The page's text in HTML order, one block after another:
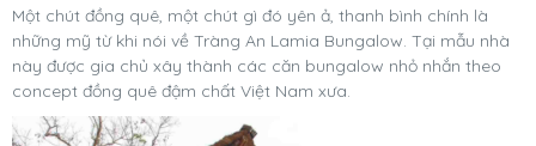
Một chút đồng quê, một chút gì đó yên ả, thanh bình chính là
những mỹ từ khi nói về Tràng An Lamia Bungalow. Tại mẫu nhà
này được gia chủ xây thành các căn bungalow nhỏ nhắn theo
concept đồng quê đậm chất Việt Nam xưa.